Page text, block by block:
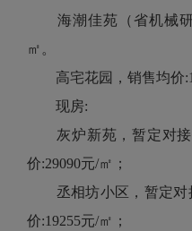
海潮佳苑（省机械研
㎡。
高宅花园，销售均价
现房:
灰炉新苑，暂定对接
价:29090元/㎡；
丞相坊小区，暂定对
价:19255元/㎡；